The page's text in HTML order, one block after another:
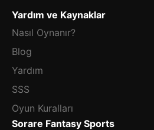
Yardım ve Kaynaklar
Nasıl Oynanır?
Blog
Yardım
SSS
Oyun Kuralları
Sorare Fantasy Sports